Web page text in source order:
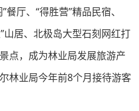
厅、“得胜营”精品民宿、
山居、北极岛大型石刻网红打
点，成为林业局发展旅游产
林业局今年前8个月接待游客